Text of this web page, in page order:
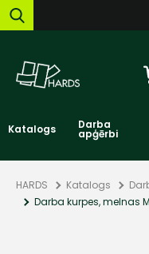
Katalogs Darba
apģērbi
HARDS Katalogs
Darba kurpes, melnas